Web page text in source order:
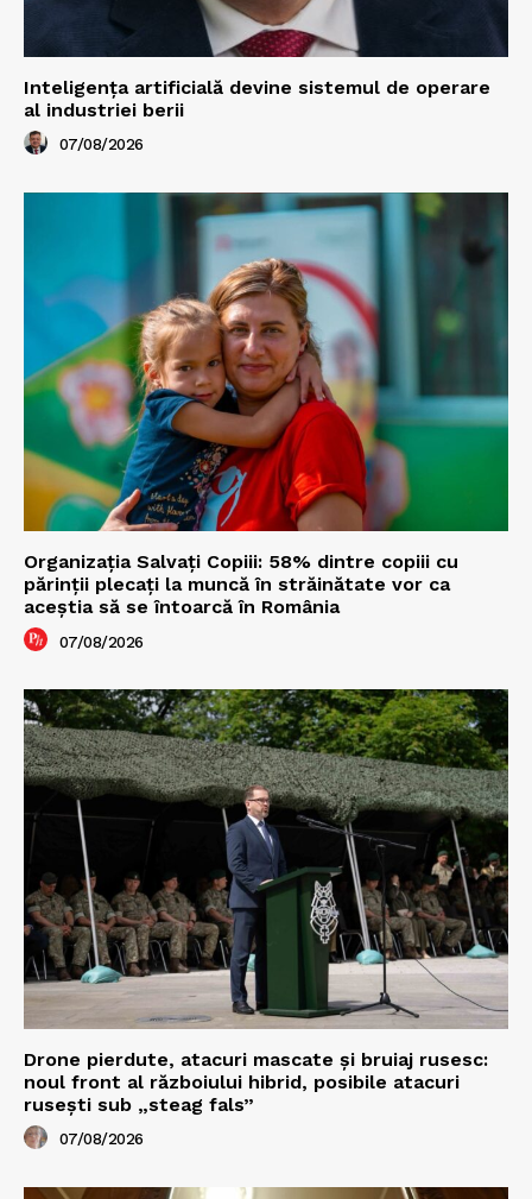
Inteligența artificială devine sistemul de operare
al industriei berii
07/08/2026
Organizația Salvați Copiii: 58% dintre copiii cu
părinții plecați la muncă în străinătate vor ca
aceștia să se întoarcă în România
07/08/2026
Drone pierdute, atacuri mascate și bruiaj rusesc:
noul front al războiului hibrid, posibile atacuri
rusești sub „steag fals”
07/08/2026